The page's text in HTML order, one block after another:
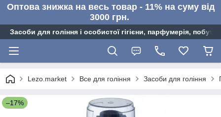
Оптова знижка на весь товар - 11% на суму від
3000 грн.
Засоби для гоління і особистої гігієни, парфумерія,
Lezo.market Все для гоління Засоби для гоління
–17%